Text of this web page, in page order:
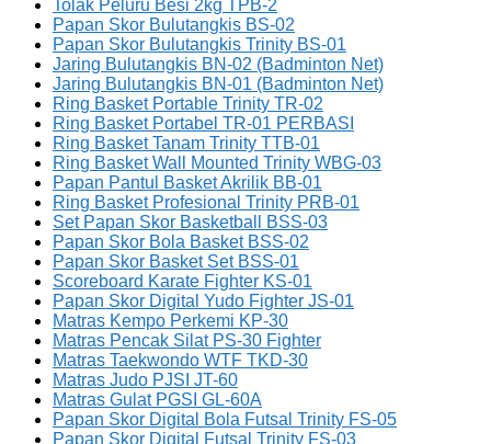
Tolak Peluru Besi 2kg TPB-2
Papan Skor Bulutangkis BS-02
Papan Skor Bulutangkis Trinity BS-01
Jaring Bulutangkis BN-02 (Badminton Net)
Jaring Bulutangkis BN-01 (Badminton Net)
Ring Basket Portable Trinity TR-02
Ring Basket Portabel TR-01 PERBASI
Ring Basket Tanam Trinity TTB-01
Ring Basket Wall Mounted Trinity WBG-03
Papan Pantul Basket Akrilik BB-01
Ring Basket Profesional Trinity PRB-01
Set Papan Skor Basketball BSS-03
Papan Skor Bola Basket BSS-02
Papan Skor Basket Set BSS-01
Scoreboard Karate Fighter KS-01
Papan Skor Digital Yudo Fighter JS-01
Matras Kempo Perkemi KP-30
Matras Pencak Silat PS-30 Fighter
Matras Taekwondo WTF TKD-30
Matras Judo PJSI JT-60
Matras Gulat PGSI GL-60A
Papan Skor Digital Bola Futsal Trinity FS-05
Papan Skor Digital Futsal Trinity FS-03